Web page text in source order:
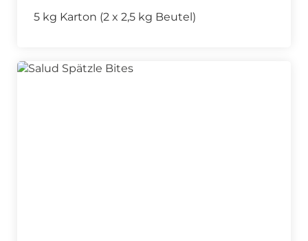
5 kg Karton (2 x 2,5 kg Beutel)